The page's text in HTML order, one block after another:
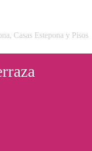
Casas Estepona y Pisos